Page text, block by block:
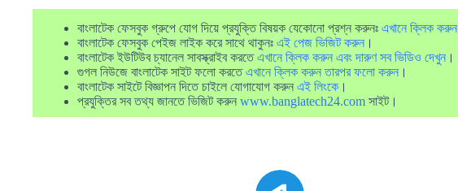
বাংলাটেক ফেসবুক গ্রুপে যোগ দিয়ে প্রযুক্তি বিষয়ক যেকোনো প্রশ্ন করুনঃ এখানে ক্লিক করুন
বাংলাটেক ফেসবুক পেইজ লাইক করে সাথে থাকুনঃ এই পেজ ভিজিট করুন ।
বাংলাটেক ইউটিউব চ্যানেল সাবস্ক্রাইব করতেএখানে ক্লিক করুন এবং দারুণ সব ভিডিও দেখুন ।
গুগল নিউজে বাংলাটেক সাইট ফলো করতেএখানে ক্লিক করুন তারপর ফলো করুন ।
বাংলাটেক সাইটে বিজ্ঞাপন দিতে চাইলে যোগাযোগ করুন এই লিংকে ।
প্রযুক্তির সব তথ্য জানতে ভিজিট করুন www.banglatech24.com সাইট।